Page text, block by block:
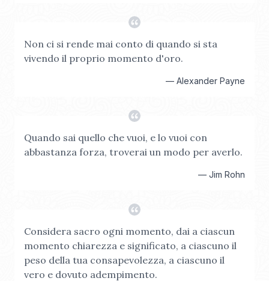
Non ci si rende mai conto di quando si sta
vivendo il proprio momento d'oro.
— Alexander Payne
Quando sai quello che vuoi, e lo vuoi con
abbastanza forza, troverai un modo per averlo.
— Jim Rohn
Considera sacro ogni momento, dai a ciascun
momento chiarezza e significato, a ciascuno il
peso della tua consapevolezza, a ciascuno il
vero e dovuto adempimento.